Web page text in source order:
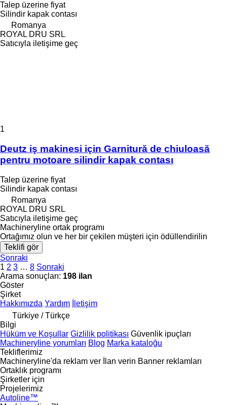
Talep üzerine fiyat
Silindir kapak contası
Romanya
ROYAL DRU SRL
Satıcıyla iletişime geç
1
Deutz iş makinesi için Garnitură de chiuloasă
pentru motoare silindir kapak contası
Talep üzerine fiyat
Silindir kapak contası
Romanya
ROYAL DRU SRL
Satıcıyla iletişime geç
Machineryline ortak programı
Ortağımız olun ve her bir çekilen müşteri için ödüllendirilin
Teklifi gör
Sonraki
1 2 3 … 8 Sonraki
Arama sonuçları: 198 ilan
Göster
Şirket
Hakkımızda Yardım
İletişim
Türkiye / Türkçe
Bilgi
Hüküm ve Koşullar Gizlilik politikası Güvenlik ipuçları
Machineryline yorumları Blog Marka kataloğu
Tekliflerimiz
Machineryline'da reklam ver
İlan verin Banner reklamları
Ortaklık programı
Şirketler için
Projelerimiz
Autoline™